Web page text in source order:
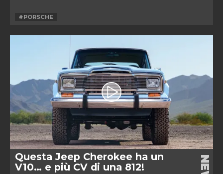
#PORSCHE
Questa Jeep Cherokee ha un
V10… e più CV di una 812!